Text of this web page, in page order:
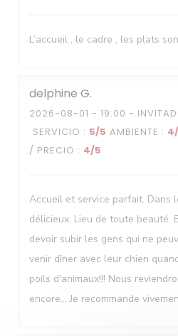
L’accueil , le cadre , les plats
delphine G
2026-08-01 - 19:00 -
SERVICIO : 5/5 AMBIENTE : 4
/ PRECIO : 4/5
Accueil et service parfait. Dans
délicieux. Lieu de toute beauté.
devoir subir les gens qui ne
venir dîner avec leur chien
poils d'animaux!!! Nous
encore... Je recommande